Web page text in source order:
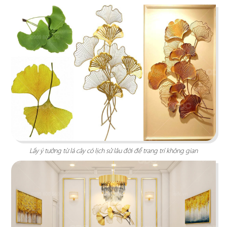
tưởng cho trải nghiệm ẩm thực Âu đỉnh cao
mang phong cách công nghiệp độc đáo
Chi tiết
HẢI SẢN HOÀNG GIA
Đội ngũ thiết kế QDC đã khéo léo kết hợp nét
đặc trưng phong cách Địa Trung Hải với vẻ đẹp
thanh lịch, sang trọng của Indochine
Lấy ý tưởng từ lá cây có lịch sử lâu đời để trang trí không gian